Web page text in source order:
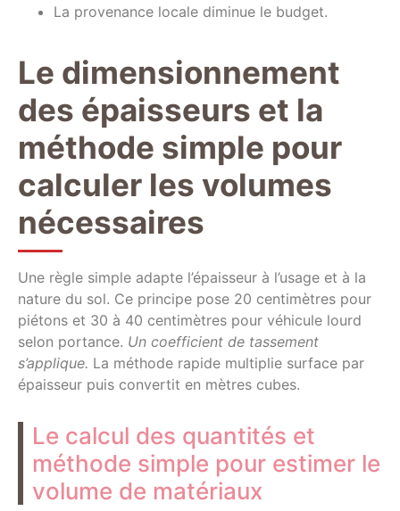
La provenance locale diminue le budget.
Le dimensionnement
des épaisseurs et la
méthode simple pour
calculer les volumes
nécessaires
Une règle simple adapte l’épaisseur à l’usage et à la
nature du sol. Ce principe pose 20 centimètres pour
piétons et 30 à 40 centimètres pour véhicule lourd
selon portance. Un coefficient de tassement
s’applique. La méthode rapide multiplie surface par
épaisseur puis convertit en mètres cubes.
Le calcul des quantités et
méthode simple pour estimer le
volume de matériaux